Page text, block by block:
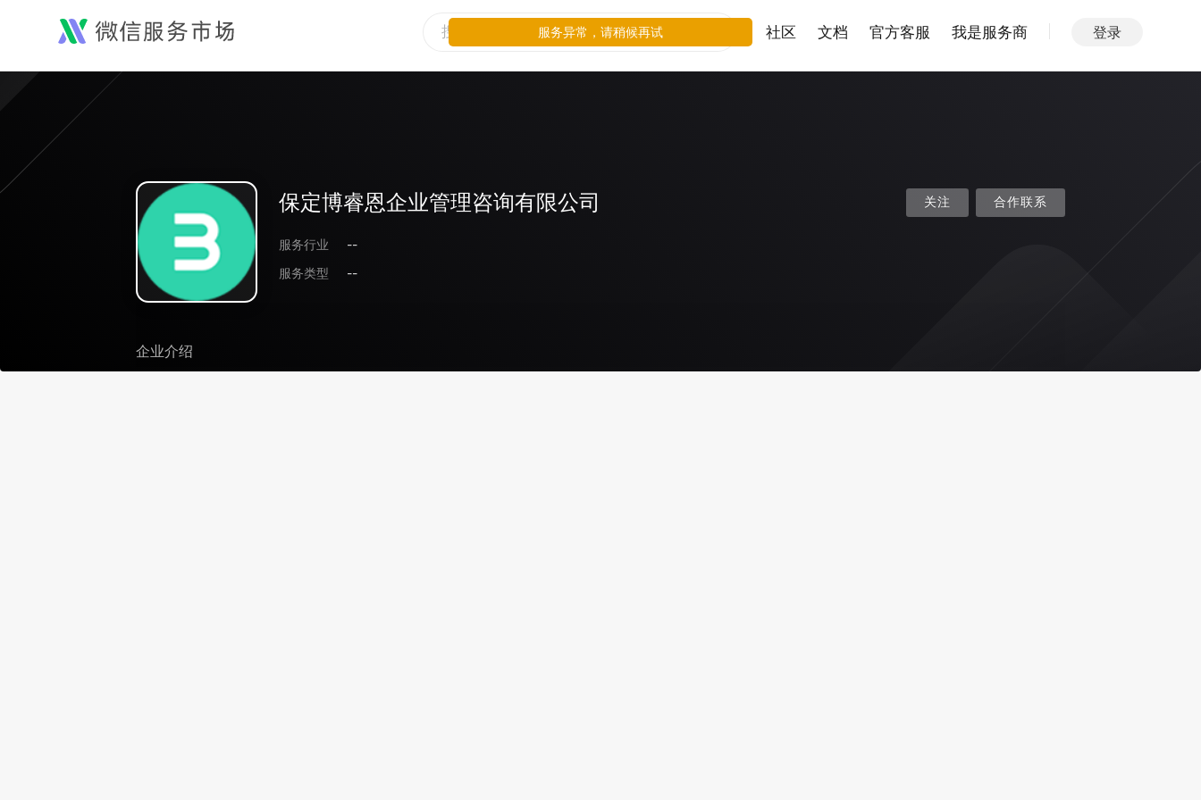
社区 文档 官方客服 我是服务商 登录
保定博睿恩企业管理咨询有限公司
服务行业
--
服务类型
--
关注 合作联系
企业介绍
服务异常，请稍候再试